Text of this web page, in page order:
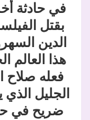
في حادثة
بقتل
الدين
هذا العالم
فعله صلاح
الجليل الذي
ضريح في